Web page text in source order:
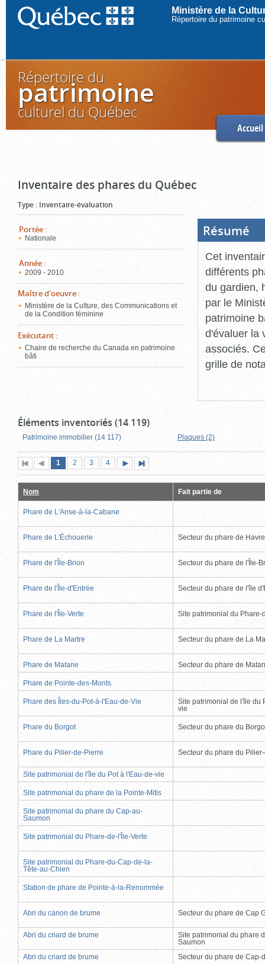
Ministère de la
Répertoire du patrimoine
Répertoire du
patrimoine
culturel du Québec
Accueil
Inventaire des phares du Québec
Type : Inventaire-évaluation
Portée :
Nationale
Année :
2009 - 2010
Maître d'oeuvre :
Ministère de la Culture, des Communications et
de la Condition féminine
Exécutant :
Chaire de recherche du Canada en patrimoine
bâti
Résumé
Cet
différents
du gardien,
par le
patrimoine
d'évaluer la
associés.
grille de
Éléments inventoriés (14 119)
Patrimoine immobilier (14 117) Plaques (2)
Première
page
Page
précédente
Page
1 (page
actuelle)
Page
2 Page
3 Page
4
suivante
page
Nom Fait partie de
Phare de L'Anse-à-la-Cabane
Phare de L'Échouerie Secteur du phare de
Phare de l'Île-Brion Secteur du phare de l'Île-
Phare de l'Île-d'Entrée Secteur du phare de l'île
Phare de l'Île-Verte Site patrimonial du Phare-
Phare de La Martre Secteur du phare de La
Phare de Matane Secteur du phare de
Phare de Pointe-des-Monts
Phare des Îles-du-Pot-à-l'Eau-de-Vie
Site patrimonial de l'île du
vie
Phare du Borgot Secteur du phare du
Phare du Pilier-de-Pierre Secteur du phare du
Site patrimonial de l'île du Pot à l'Eau-de-vie
Site patrimonial du phare de la Pointe-Mitis
Site patrimonial du phare du Cap-au-
Saumon
Site patrimonial du Phare-de-l'Île-Verte
Site patrimonial du Phare-du-Cap-de-la-
Tête-au-Chien
Station de phare de Pointe-à-la-Renommée
Abri du canon de brume Secteur du phare de Cap
Abri du criard de brume
Site patrimonial du phare
Saumon
Abri du criard de brume
Secteur du phare de Cap-